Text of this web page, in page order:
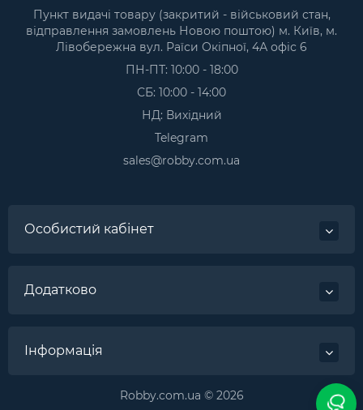
Пункт видачі товару (закритий - військовий стан,
відправлення замовлень Новою поштою) м. Київ, м.
Лівобережна вул. Раїси Окіпної, 4А офіс 6
ПН-ПТ: 10:00 - 18:00
СБ: 10:00 - 14:00
НД: Вихідний
Telegram
sales@robby.com.ua
Особистий кабінет
Додатково
Інформація
Robby.com.ua © 2026